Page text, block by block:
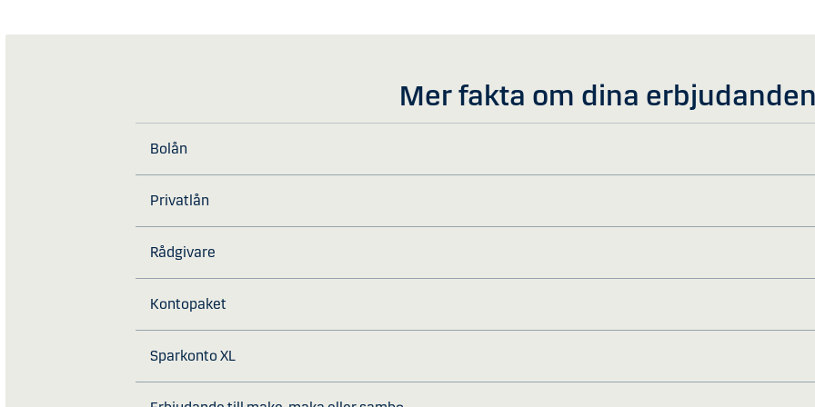
Mer fakta om dina
Bolån
Privatlån
Rådgivare
Kontopaket
Sparkonto XL